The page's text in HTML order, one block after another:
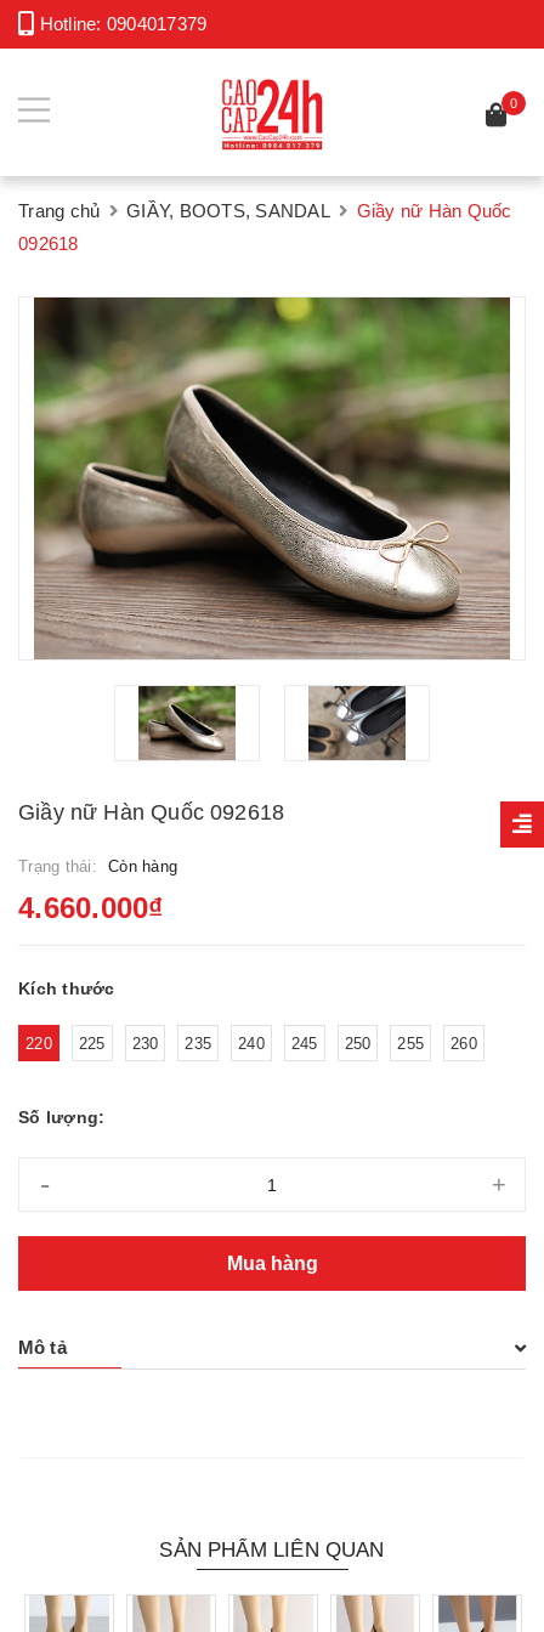
Hotline: 0904017379
0
Trang chủ GIẦY, BOOTS, SANDAL
Giầy nữ Hàn Quốc
092618
Giầy nữ Hàn Quốc 092618
Trạng thái: Còn hàng
4.660.000₫
Kích thước
220 225 230 235 240 245 250 255 260
Số lượng:
- +
Mua hàng
Mô tả
SẢN PHẨM LIÊN QUAN